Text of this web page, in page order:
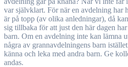
var självklart. För när en avdelning har
är på topp (av olika anledningar), då
sig tillbaka för att just den här dagen
barn. Om en avdelning inte kan lämna
några av grannavdelningens barn
känna och leka med andra barn. Ge
andas.